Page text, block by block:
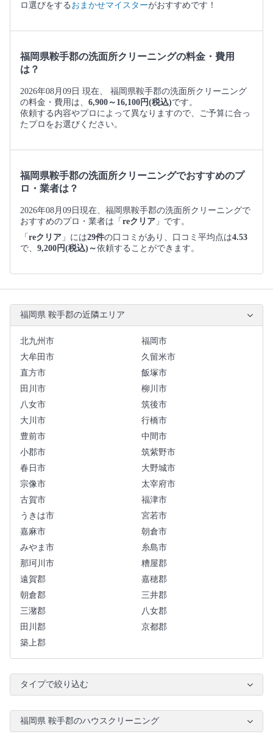
ロ選びをする おまかせマイスターがおすすめです！
福岡県鞍手郡の洗面所クリーニングの料金・費用
は？
2026年08月09日 現在、 福岡県鞍手郡の洗面所クリーニング
の料金・費用は、 6,900～16,100円(税込)です。
依頼する内容やプロによって異なりますので、ご予算に合っ
たプロをお選びください。
福岡県鞍手郡の洗面所クリーニングでおすすめのプ
ロ・業者は？
2026年08月09日現在、福岡県鞍手郡の洗面所クリーニングで
おすすめのプロ・業者は「 reクリア 」です。
「 reクリア 」には29件の口コミがあり、口コミ平均点は4.53
で、 9,200円(税込)～依頼することができます。
福岡県 鞍手郡の近隣エリア
北九州市
福岡市
大牟田市
久留米市
直方市
飯塚市
田川市
柳川市
八女市
筑後市
大川市
行橋市
豊前市
中間市
小郡市
筑紫野市
春日市
大野城市
宗像市
太宰府市
古賀市
福津市
うきは市
宮若市
嘉麻市
朝倉市
みやま市
糸島市
那珂川市
糟屋郡
遠賀郡
嘉穂郡
朝倉郡
三井郡
三潴郡
八女郡
田川郡
京都郡
築上郡
タイプで絞り込む
福岡県 鞍手郡のハウスクリーニング